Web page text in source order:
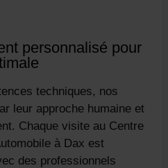
personnalisé pour
techniques, nos
leur approche humaine et
Chaque visite au Centre
à Dax est
des professionnels